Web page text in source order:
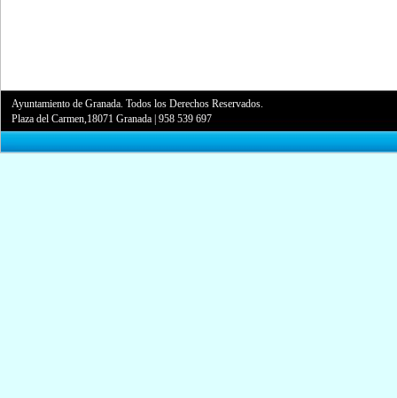
Ayuntamiento de Granada. Todos los Derechos Reservados.
Plaza del Carmen,18071 Granada |958 539 697